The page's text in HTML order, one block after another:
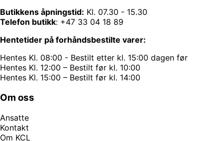
Butikkens åpningstid: Kl. 07.30 - 15.30
Telefon butikk: +47 33 04 18 89
Hentetider på forhåndsbestilte varer:
Hentes Kl. 08:00 - Bestilt etter kl. 15:00 dagen før
Hentes Kl. 12:00 – Bestilt før kl. 10:00
Hentes Kl. 15:00 – Bestilt før kl. 14:00
Om oss
Ansatte
Kontakt
Om KCL